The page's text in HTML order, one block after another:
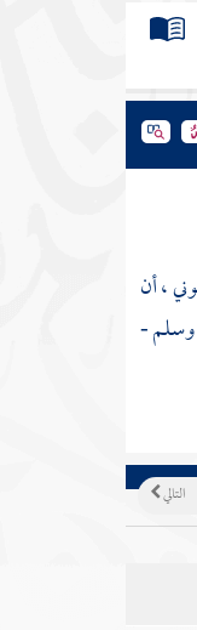
، أن
وسلم -
التالي